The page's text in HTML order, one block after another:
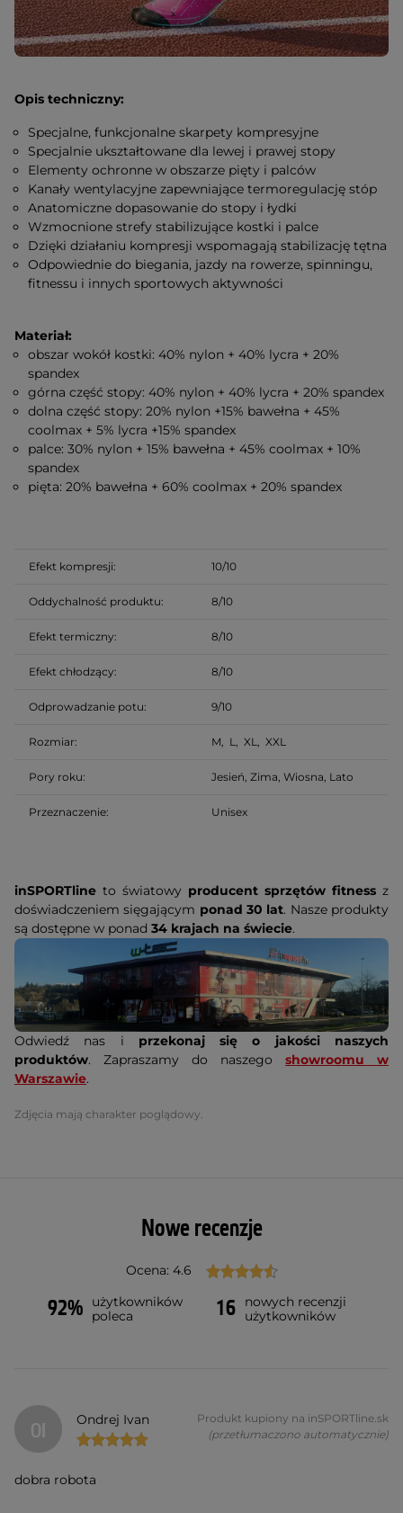
Opis techniczny:
Specjalne, funkcjonalne skarpety kompresyjne
Specjalnie ukształtowane dla lewej i prawej stopy
Elementy ochronne w obszarze pięty i palców
Kanały wentylacyjne zapewniające termoregulację stóp
Anatomiczne dopasowanie do stopy i łydki
Wzmocnione strefy stabilizujące kostki i palce
Dzięki działaniu kompresji wspomagają stabilizację tętna
Odpowiednie do biegania, jazdy na rowerze, spinningu,
fitnessu i innych sportowych aktywności
Materiał:
obszar wokół kostki: 40% nylon + 40% lycra + 20%
spandex
górna część stopy: 40% nylon + 40% lycra + 20% spandex
dolna część stopy: 20% nylon +15% bawełna + 45%
coolmax + 5% lycra +15% spandex
palce: 30% nylon + 15% bawełna + 45% coolmax + 10%
spandex
pięta: 20% bawełna + 60% coolmax + 20% spandex
Efekt kompresji: 10/10
Oddychalność produktu: 8/10
Efekt termiczny: 8/10
Efekt chłodzący: 8/10
Odprowadzanie potu: 9/10
Rozmiar: M, L, XL, XXL
Pory roku: Jesień, Zima, Wiosna, Lato
Przeznaczenie: Unisex
inSPORTline to światowy producent sprzętów fitness z
doświadczeniem sięgającym ponad 30 lat. Nasze produkty
są dostępne w ponad 34 krajach na świecie.
Odwiedź nas i przekonaj się o jakości naszych
produktów. Zapraszamy do naszego showroomu w
Warszawie.
Zdjęcia mają charakter poglądowy.
Nowe recenzje
Ocena: 4.6
92%
użytkowników
poleca
16
nowych recenzji
użytkowników
OI Ondrej Ivan
Produkt kupiony na inSPORTline.sk
(przetłumaczono automatycznie)
dobra robota